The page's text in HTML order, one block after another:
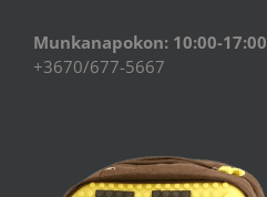
Munkanapokon: 10:00-17:00
+3670/677-5667